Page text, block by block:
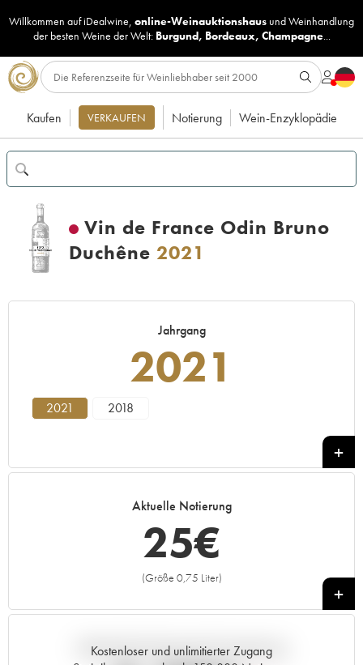
Willkommen auf iDealwine, online-Weinauktionshaus undWeinhandlung
der besten Weine der Welt: Burgund, Bordeaux, Champagne...
Kaufen VERKAUFEN Notierung Wein-Enzyklopädie
Vin de France Odin Bruno
Duchêne 2021
Jahrgang
2021
2021 2018
Aktuelle Notierung
25€
(Größe 0,75 Liter)
+
Kostenloser und unlimitierter Zugang
Aktuelle Entwicklung der Preisnotierung